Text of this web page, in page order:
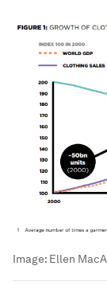
Image: Ellen